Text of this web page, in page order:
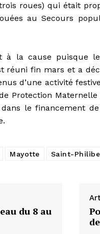
roues) qui était
au Secours
à la cause puisque
réuni fin mars et a
d’une activité
Protection
dans le financement
Mayotte Saint-
du 8 au